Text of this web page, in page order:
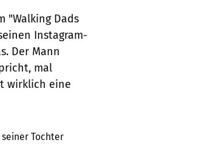
"Walking Dads
Instagram-
Der Mann
mal
wirklich eine
Tochter